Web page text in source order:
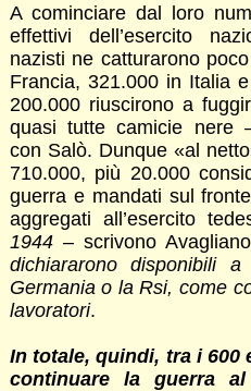
A cominciare dal loro
effettivi dell’esercito
nazisti ne catturarono
Francia, 321.000 in Italia
200.000 riuscirono a
quasi tutte camicie nere
con Salò. Dunque «al
710.000, più 20.000
guerra e mandati sul
aggregati all’esercito
1944 – scrivono
dichiararono disponibili
Germania o la Rsi, come
lavoratori.
In totale, quindi, tra i 600
continuare la guerra